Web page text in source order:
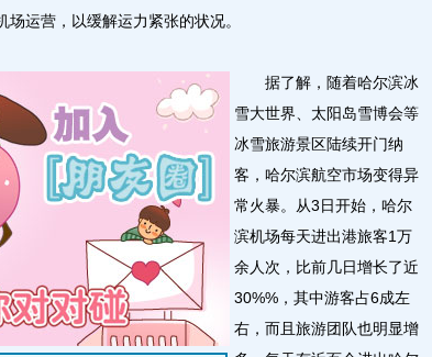
运营，以缓解运力紧张的状况。
据了解，随着哈尔滨冰
雪大世界、太阳岛雪博会等
冰雪旅游景区陆续开门纳
客，哈尔滨航空市场变得异
常火暴。从3日开始，哈尔
滨机场每天进出港旅客1万
余人次，比前几日增长了近
30%%，其中游客占6成左
右，而且旅游团队也明显增